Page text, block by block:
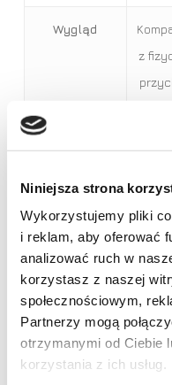
Niniejsza strona
Wykorzystujemy pliki
i reklam, aby oferować
analizować ruch w
korzystasz z naszej
społecznościowym,
Partnerzy mogą
otrzymanymi od Ciebie
korzystania z ich usług.
Brak
Wygląd
z
multimedialne
Integracja ze
smartfonem
Montaż